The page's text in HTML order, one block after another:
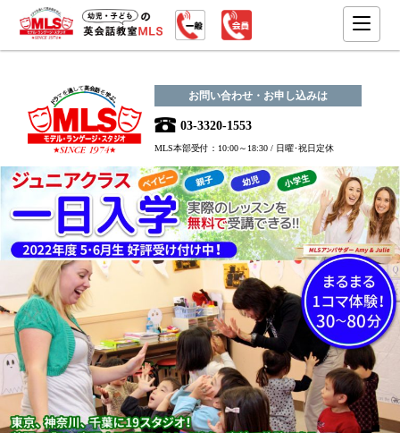
お問い合わせ・お申し込みは
03-3320-1553
MLS本部受付：10:00～18:30 / 日曜･祝日定休